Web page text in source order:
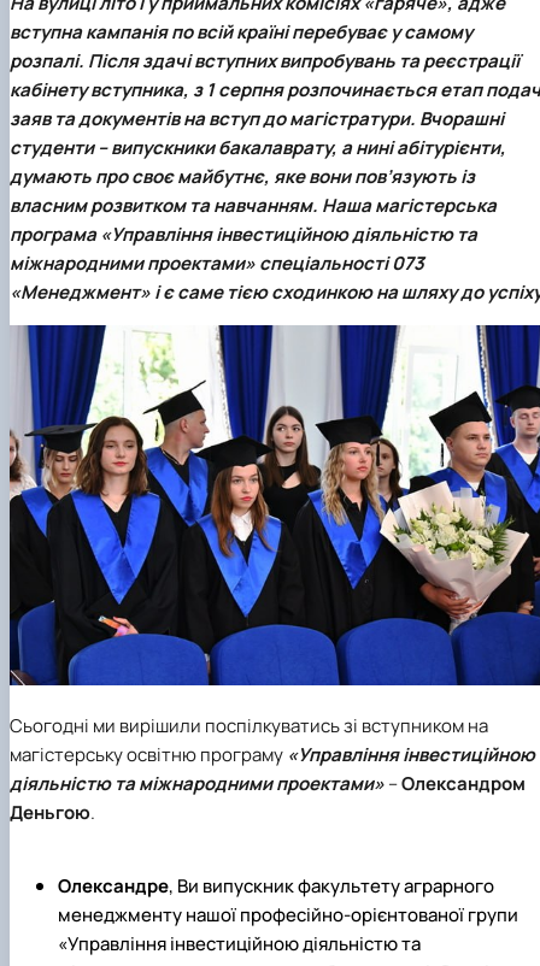
вступна кампанія по всій країні перебуває у самому
розпалі. Після здачі вступних випробувань та реєстрації
кабінету вступника, з 1 серпня розпочинається етап
заяв та документів на вступ до магістратури. Вчорашні
студенти – випускники бакалаврату, а нині абітурієнти,
думають про своє майбутнє, яке вони пов’язують із
власним розвитком та навчанням. Наша магістерська
програма«Управління інвестиційною діяльністю та
міжнародними проектами»спеціальності 073
«Менеджмент» і є саме тією сходинкою на шляху до
Сьогодні ми вирішили поспілкуватись зі вступником на
магістерську освітню програму «Управління інвестиційною
діяльністю та міжнародними проектами»–Олександром
Деньгою.
Олександре, Ви випускник факультету аграрного
менеджменту нашої професійно-орієнтованої групи
«Управління інвестиційною діяльністю та